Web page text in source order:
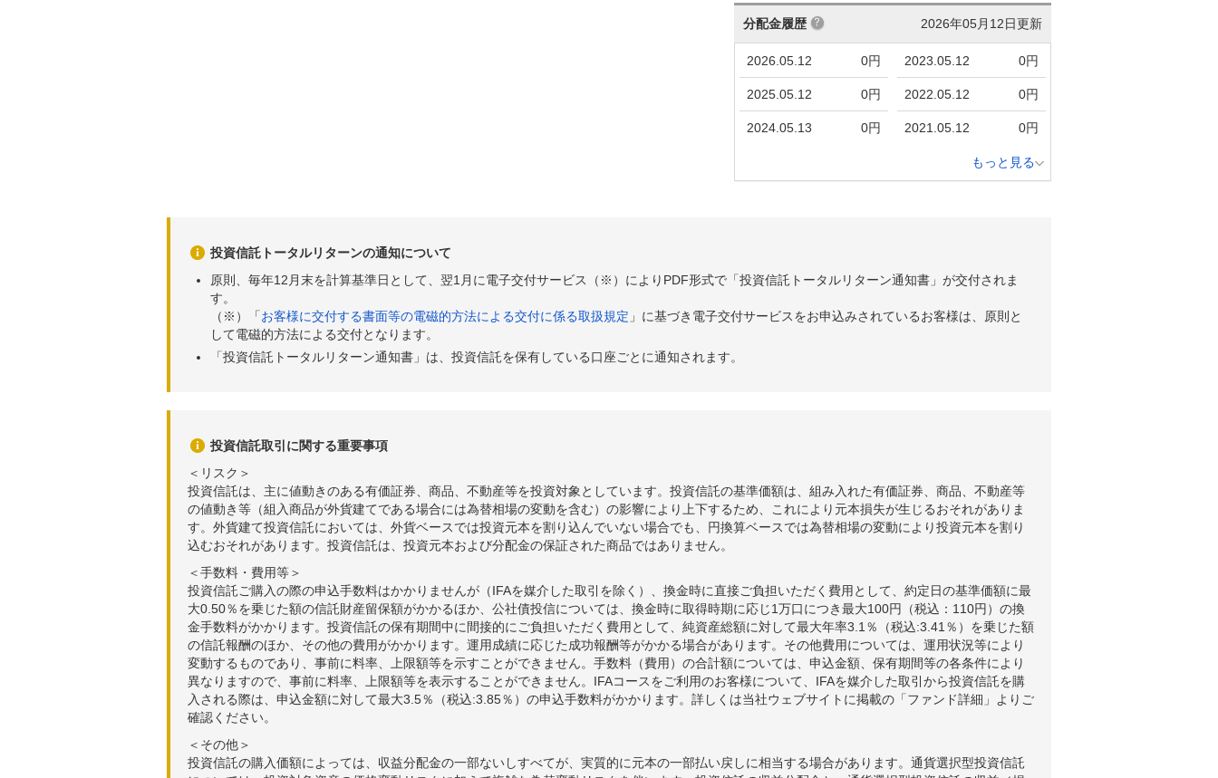
2026年05月19日 41,999 +60 +0.14% 25,326
2026年05月18日 41,939 -625 -1.47% 25,289
2026年05月15日 42,564
2026年05月12日 42,574
2026年05月11日
2026年05月08日 42,330 -215 -0.51% 25,562
2026年05月07日 42,545 +683 +1.63% 25,680
2026年05月12日更新
分配金履歴
2026.05.12 0円
2025.05.12 0円
2024.05.13 0円
2023.05.12 0円
2022.05.12 0円
2021.05.12 0円
もっと見る
投資信託トータルリターンの通知について
原則、毎年12月末を計算基準日として、翌1月に電子交付サービス（※）によりPDF形式で「投資信託トータルリターン通知書」が交付されま
す。
（※）「お客様に交付する書面等の電磁的方法による交付に係る取扱規定 」に基づき電子交付サービスをお申込みされているお客様は、原則と
して電磁的方法による交付となります。
「投資信託トータルリターン通知書」は、投資信託を保有している口座ごとに通知されます。
投資信託取引に関する重要事項
＜リスク＞
投資信託は、主に値動きのある有価証券、商品、不動産等を投資対象としています。投資信託の基準価額は、組み入れた有価証券、商品、不動産等
の値動き等（組入商品が外貨建てである場合には為替相場の変動を含む）の影響により上下するため、これにより元本損失が生じるおそれがありま
す。外貨建て投資信託においては、外貨ベースでは投資元本を割り込んでいない場合でも、円換算ベースでは為替相場の変動により投資元本を割り
込むおそれがあります。投資信託は、投資元本および分配金の保証された商品ではありません。
＜手数料・費用等＞
投資信託ご購入の際の申込手数料はかかりませんが（IFAを媒介した取引を除く）、換金時に直接ご負担いただく費用として、約定日の基準価額に最
大0.50％を乗じた額の信託財産留保額がかかるほか、公社債投信については、換金時に取得時期に応じ1万口につき最大100円（税込：110円）の換
金手数料がかかります。投資信託の保有期間中に間接的にご負担いただく費用として、純資産総額に対して最大年率3.1％（税込:3.41％）を乗じた額
の信託報酬のほか、その他の費用がかかります。運用成績に応じた成功報酬等がかかる場合があります。その他費用については、運用状況等により
変動するものであり、事前に料率、上限額等を示すことができません。手数料（費用）の合計額については、申込金額、保有期間等の各条件により
異なりますので、事前に料率、上限額等を表示することができません。IFAコースをご利用のお客様について、IFAを媒介した取引から投資信託を購
入される際は、申込金額に対して最大3.5％（税込:3.85％）の申込手数料がかかります。詳しくは当社ウェブサイトに掲載の「ファンド詳細」よりご
確認ください。
＜その他＞
投資信託の購入価額によっては、収益分配金の一部ないしすべてが、実質的に元本の一部払い戻しに相当する場合があります。通貨選択型投資信託